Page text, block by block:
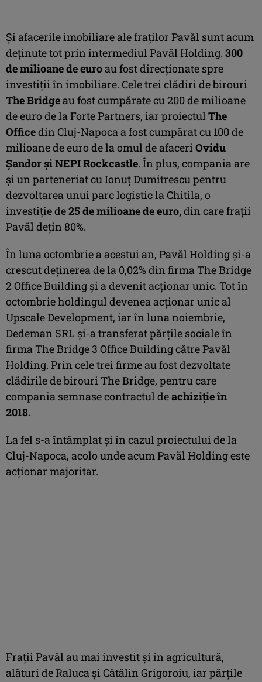
Şi afacerile imobiliare ale fraţilor Pavăl sunt acum
deţinute tot prin intermediul Pavăl Holding. 300
de milioane de euroau fost direcționate spre
investiții în imobiliare. Cele trei clădiri de birouri
The Bridgeau fost cumpărate cu 200 de milioane
de euro de la Forte Partners, iar proiectul The
Officedin Cluj-Napoca a fost cumpărat cu 100 de
milioane de euro de la omul de afaceriOvidu
Șandor și NEPI Rockcastle. În plus, compania are
și un parteneriat cu Ionuț Dumitrescu pentru
dezvoltarea unui parc logistic la Chitila, o
investiție de25 de milioane de euro,din care frații
Pavăl dețin 80%.
În luna octombrie a acestui an, Pavăl Holding şi-a
crescut deţinerea de la 0,02% din firma The Bridge
2 Office Building și a devenit acţionar unic. Tot în
octombrie holdingul devenea acționar unic al
Upscale Development, iar în luna noiembrie,
Dedeman SRL și-a transferat părțile sociale în
firma The Bridge 3 Office Building către Pavăl
Holding. Prin cele trei firme au fost dezvoltate
clădirile de birouri The Bridge, pentru care
compania semnase contractul deachiziție în
2018.
La fel s-a întâmplat și în cazul proiectului de la
Cluj-Napoca, acolo unde acum Pavăl Holding este
acționar majoritar.
Frații Pavăl au mai investit și în agricultură,
alături de Raluca și Cătălin Grigoroiu, iar părțile